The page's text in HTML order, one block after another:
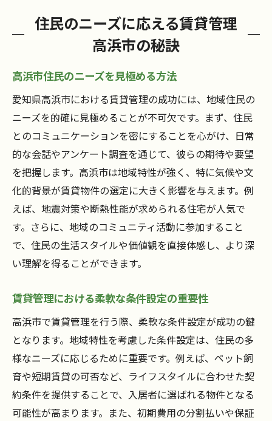
住民のニーズに応える賃貸管理
高浜市の秘訣
高浜市住民のニーズを見極める方法
愛知県高浜市における賃貸管理の成功には、地域住民の
ニーズを的確に見極めることが不可欠です。まず、住民
とのコミュニケーションを密にすることを心がけ、日常
的な会話やアンケート調査を通じて、彼らの期待や要望
を把握します。高浜市は地域特性が強く、特に気候や文
化的背景が賃貸物件の選定に大きく影響を与えます。例
えば、地震対策や断熱性能が求められる住宅が人気で
す。さらに、地域のコミュニティ活動に参加すること
で、住民の生活スタイルや価値観を直接体感し、より深
い理解を得ることができます。
賃貸管理における柔軟な条件設定の重要性
高浜市で賃貸管理を行う際、柔軟な条件設定が成功の鍵
となります。地域特性を考慮した条件設定は、住民の多
様なニーズに応じるために重要です。例えば、ペット飼
育や短期賃貸の可否など、ライフスタイルに合わせた契
約条件を提供することで、入居者に選ばれる物件となる
可能性が高まります。また、初期費用の分割払いや保証